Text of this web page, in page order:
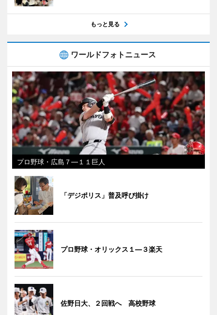
もっと見る
ワールドフォトニュース
プロ野球・広島７―１１巨人
「デジポリス」普及呼び掛け
プロ野球・オリックス１―３楽天
佐野日大、２回戦へ 高校野球